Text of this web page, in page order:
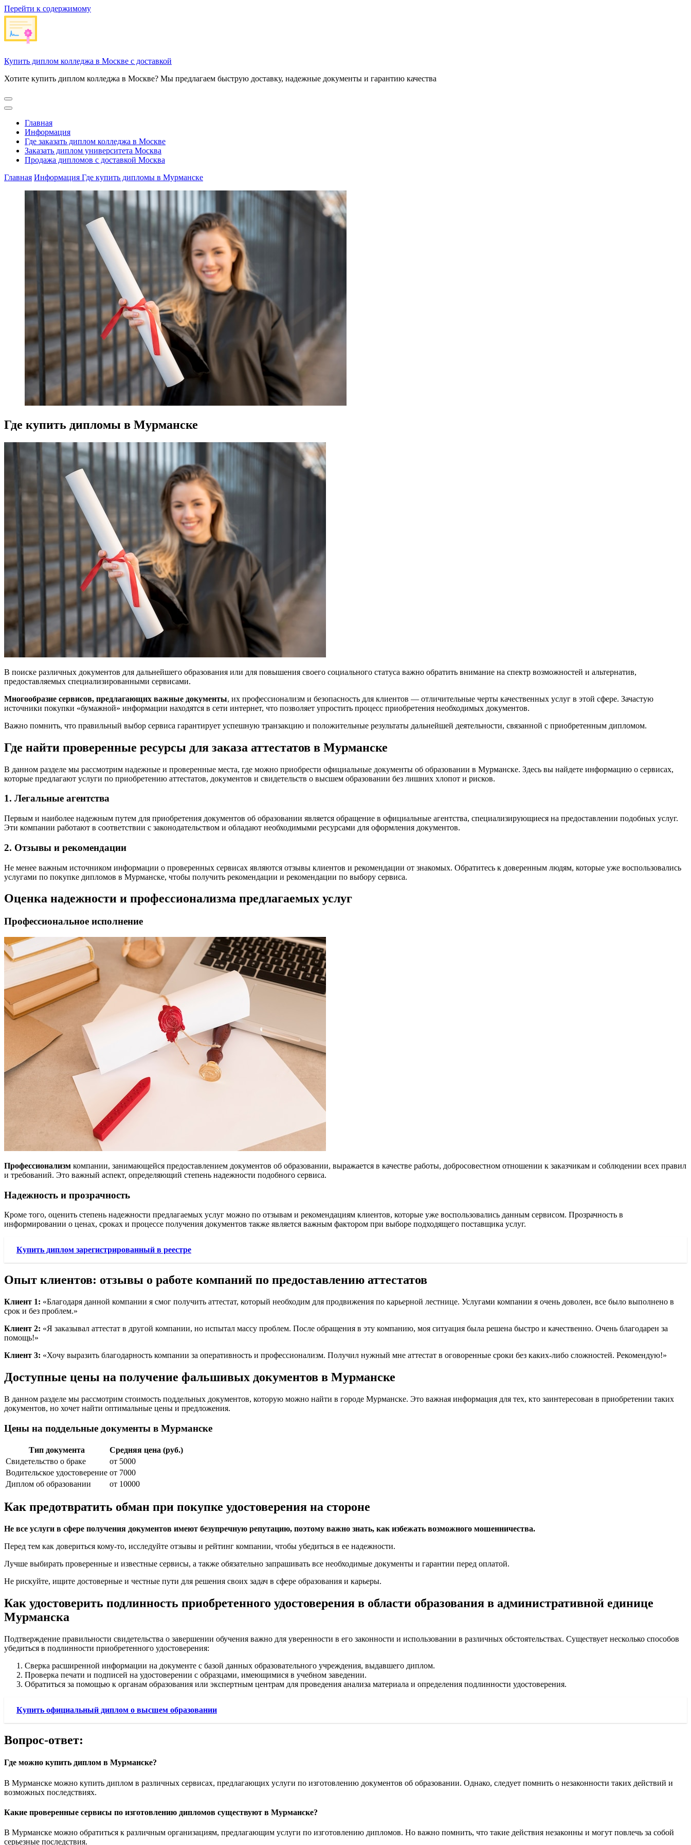
Перейти к содержимому
Купить диплом колледжа в Москве с доставкой
Хотите купить диплом колледжа в Москве? Мы предлагаем быструю доставку, надежные документы и гарантию качества
Главная
Информация
Где заказать диплом колледжа в Москве
Заказать диплом университета Москва
Продажа дипломов с доставкой Москва
Главная Информация Где купить дипломы в Мурманске
Где купить дипломы в Мурманске
В поиске различных документов для дальнейшего образования или для повышения своего социального статуса важно обратить внимание на спектр возможностей и альтернатив,
предоставляемых специализированными сервисами.
Многообразие сервисов, предлагающих важные документы, их профессионализм и безопасность для клиентов — отличительные черты качественных услуг в этой сфере. Зачастую
источники покупки «бумажной» информации находятся в сети интернет, что позволяет упростить процесс приобретения необходимых документов.
Важно помнить, что правильный выбор сервиса гарантирует успешную транзакцию и положительные результаты дальнейшей деятельности, связанной с приобретенным дипломом.
Где найти проверенные ресурсы для заказа аттестатов в Мурманске
В данном разделе мы рассмотрим надежные и проверенные места, где можно приобрести официальные документы об образовании в Мурманске. Здесь вы найдете информацию о сервисах,
которые предлагают услуги по приобретению аттестатов, документов и свидетельств о высшем образовании без лишних хлопот и рисков.
1. Легальные агентства
Первым и наиболее надежным путем для приобретения документов об образовании является обращение в официальные агентства, специализирующиеся на предоставлении подобных услуг.
Эти компании работают в соответствии с законодательством и обладают необходимыми ресурсами для оформления документов.
2. Отзывы и рекомендации
Не менее важным источником информации о проверенных сервисах являются отзывы клиентов и рекомендации от знакомых. Обратитесь к доверенным людям, которые уже воспользовались
услугами по покупке дипломов в Мурманске, чтобы получить рекомендации и рекомендации по выбору сервиса.
Оценка надежности и профессионализма предлагаемых услуг
Профессиональное исполнение
Профессионализм компании, занимающейся предоставлением документов об образовании, выражается в качестве работы, добросовестном отношении к заказчикам и соблюдении всех правил
и требований. Это важный аспект, определяющий степень надежности подобного сервиса.
Надежность и прозрачность
Кроме того, оценить степень надежности предлагаемых услуг можно по отзывам и рекомендациям клиентов, которые уже воспользовались данным сервисом. Прозрачность в
информировании о ценах, сроках и процессе получения документов также является важным фактором при выборе подходящего поставщика услуг.
Купить диплом зарегистрированный в реестре
Опыт клиентов: отзывы о работе компаний по предоставлению аттестатов
Клиент 1: «Благодаря данной компании я смог получить аттестат, который необходим для продвижения по карьерной лестнице. Услугами компании я очень доволен, все было выполнено в
срок и без проблем.»
Клиент 2: «Я заказывал аттестат в другой компании, но испытал массу проблем. После обращения в эту компанию, моя ситуация была решена быстро и качественно. Очень благодарен за
помощь!»
Клиент 3: «Хочу выразить благодарность компании за оперативность и профессионализм. Получил нужный мне аттестат в оговоренные сроки без каких-либо сложностей. Рекомендую!»
Доступные цены на получение фальшивых документов в Мурманске
В данном разделе мы рассмотрим стоимость поддельных документов, которую можно найти в городе Мурманске. Это важная информация для тех, кто заинтересован в приобретении таких
документов, но хочет найти оптимальные цены и предложения.
Цены на поддельные документы в Мурманске
Тип документа
Средняя цена (руб.)
Свидетельство о браке
от 5000
Водительское удостоверение от 7000
Диплом об образовании
от 10000
Как предотвратить обман при покупке удостоверения на стороне
Не все услуги в сфере получения документов имеют безупречную репутацию, поэтому важно знать, как избежать возможного мошенничества.
Перед тем как довериться кому-то, исследуйте отзывы и рейтинг компании, чтобы убедиться в ее надежности.
Лучше выбирать проверенные и известные сервисы, а также обязательно запрашивать все необходимые документы и гарантии перед оплатой.
Не рискуйте, ищите достоверные и честные пути для решения своих задач в сфере образования и карьеры.
Как удостоверить подлинность приобретенного удостоверения в области образования в административной единице
Мурманска
Подтверждение правильности свидетельства о завершении обучения важно для уверенности в его законности и использовании в различных обстоятельствах. Существует несколько способов
убедиться в подлинности приобретенного удостоверения:
Сверка расширенной информации на документе с базой данных образовательного учреждения, выдавшего диплом.
Проверка печати и подписей на удостоверении с образцами, имеющимися в учебном заведении.
Обратиться за помощью к органам образования или экспертным центрам для проведения анализа материала и определения подлинности удостоверения.
Купить официальный диплом о высшем образовании
Вопрос-ответ:
Где можно купить диплом в Мурманске?
В Мурманске можно купить диплом в различных сервисах, предлагающих услуги по изготовлению документов об образовании. Однако, следует помнить о незаконности таких действий и
возможных последствиях.
Какие проверенные сервисы по изготовлению дипломов существуют в Мурманске?
В Мурманске можно обратиться к различным организациям, предлагающим услуги по изготовлению дипломов. Но важно помнить, что такие действия незаконны и могут повлечь за собой
серьезные последствия.